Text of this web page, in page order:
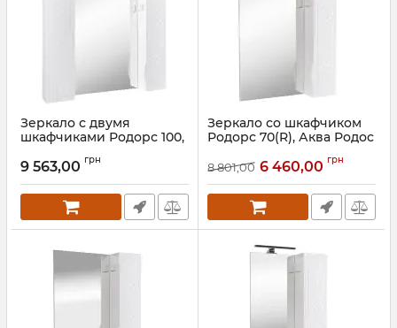
Зеркало с двумя
шкафчиками Родорс 100,
Артикул:АР000001173
9 563,00 грн
Зеркало со шкафчиком
Родорс 70(R), Аква Родос
8 801,00 6 460,00 грн